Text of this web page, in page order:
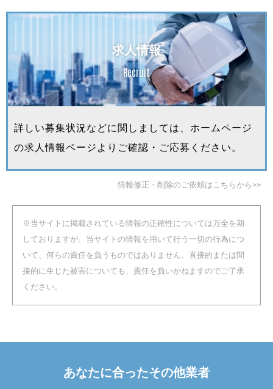
求人情報
Recruit
詳しい募集状況などに関しましては、ホームページ
の求人情報ページよりご確認・ご応募ください。
情報修正・削除のご依頼はこちらから>>
※当サイトに掲載されている情報の正確性については万全を期
しておりますが、当サイトの情報を用いて行う一切の行為につ
いて、何らの責任を負うものではありません。直接的または間
接的に生じた被害についても、責任を負いかねますのでご了承
ください。
あなたに合ったその他業者